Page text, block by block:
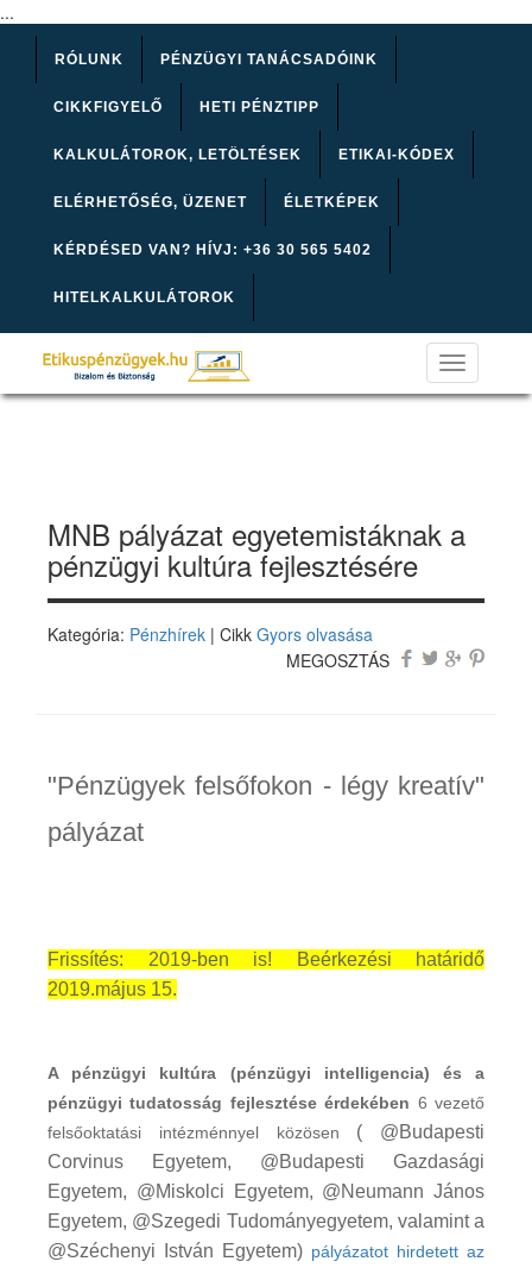
...
RÓLUNK PÉNZÜGYI TANÁCSADÓINK
CIKKFIGYELŐ HETI PÉNZTIPP
KALKULÁTOROK, LETÖLTÉSEK ETIKAI-KÓDEX
ELÉRHETŐSÉG, ÜZENET ÉLETKÉPEK
KÉRDÉSED VAN? HÍVJ: +36 30 565 5402
HITELKALKULÁTOROK
Toggle
navigation
MNB pályázat egyetemistáknak a
pénzügyi kultúra fejlesztésére
Kategória: Pénzhírek | Cikk Gyors olvasása
MEGOSZTÁS
"Pénzügyek felsőfokon - légy kreatív"
pályázat
Frissítés: 2019-ben is! Beérkezési határidő
2019.május 15.
A pénzügyi kultúra (pénzügyi intelligencia) és a
pénzügyi tudatosság fejlesztése érdekében 6 vezető
felsőoktatási intézménnyel közösen ( @Budapesti
Corvinus Egyetem, @Budapesti Gazdasági
Egyetem, @Miskolci Egyetem, @Neumann János
Egyetem, @Szegedi Tudományegyetem, valamint a
@Széchenyi István Egyetem) pályázatot hirdetett az